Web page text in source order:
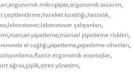
,ergonomik mikropipet,ergonomik tasarım,
çeşitlendirme,hareket kısıtlılığı,hastalık,
,laboratuvar,laboratuvar çalışanları,
,manuel pipetleme,manuel pipetleme riskleri,
el sağlığı,pipetleme,pipetleme cihazları,
,Rainin ergonomik avantajlar,
ağrısı,şişlik,stres yönetimi,